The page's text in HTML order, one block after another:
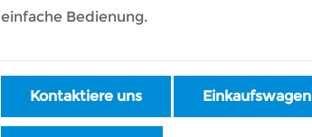
einfache Bedienung.
Kontaktiere uns Einkaufswagen